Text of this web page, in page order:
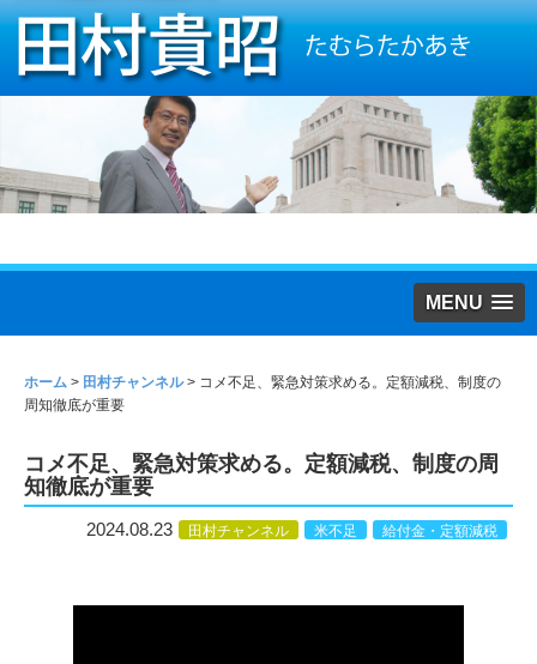
MENU
ホーム > 田村チャンネル> コメ不足、緊急対策求める。定額減税、制度の
周知徹底が重要
コメ不足、緊急対策求める。定額減税、制度の周
知徹底が重要
2024.08.23 田村チャンネル 米不足 給付金・定額減税